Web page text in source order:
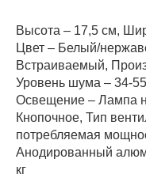
Высота – 17,5 см,
Цвет – Белый/
Встраиваемый,
Уровень шума – 34-
Освещение – Лампа
Кнопочное, Тип
потребляемая
Анодированный
кг